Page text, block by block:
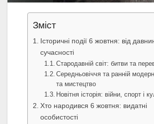
Зміст
Історичні події 6 жовтня: від
сучасності
Стародавній світ: битви та
Середньовіччя та ранній
та мистецтво
Новітня історія: війни, спорт і
Хто народився 6 жовтня: видатні
особистості